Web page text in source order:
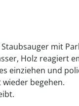
mit
Holz reagiert
einziehen und
begehen.